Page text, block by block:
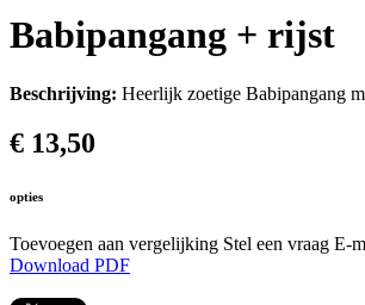
Babipangang + rijst
Beschrijving: Heerlijk zoetige Babipangang
€ 13,50‎
opties
Toevoegen aan vergelijking Stel een vraag E-
Download PDF